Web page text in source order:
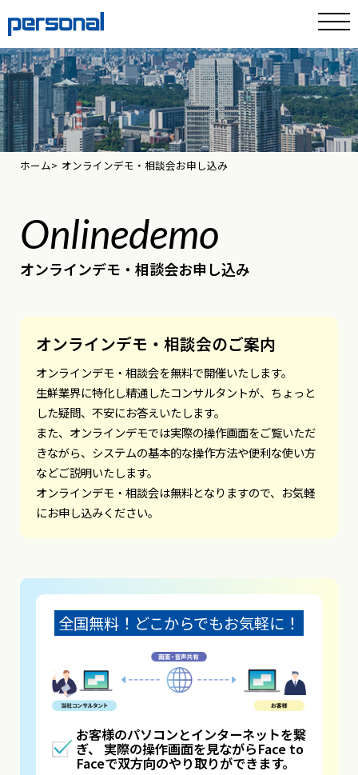
ホーム オンラインデモ・相談会お申し込み
Onlinedemo
オンラインデモ・相談会お申し込み
オンラインデモ・相談会のご案内
オンラインデモ・相談会を無料で開催いたします。
生鮮業界に特化し精通したコンサルタントが、ちょっと
した疑問、不安にお答えいたします。
また、オンラインデモでは実際の操作画面をご覧いただ
きながら、システムの基本的な操作方法や便利な使い方
などご説明いたします。
オンラインデモ・相談会は無料となりますので、お気軽
にお申し込みください。
全国無料！どこからでもお気軽に！
お客様のパソコンとインターネットを繋
ぎ、 実際の操作画面を見ながらFace to
Faceで双方向のやり取りができます。